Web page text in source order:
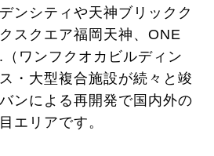
ンシティや天神ブリックク
スクエア福岡天神、ONE
ワンフクオカビルディン
・大型複合施設が続々と竣
ンによる再開発で国内外の
エリアです。